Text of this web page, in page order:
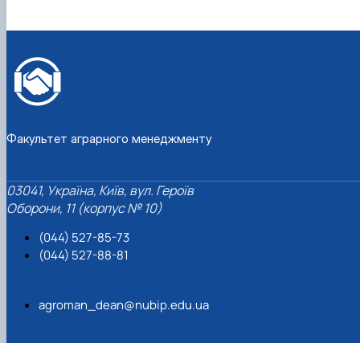
Факультет аграрного менеджменту
03041, Україна, Київ, вул. Героїв
Оборони, 11 (корпус № 10)
(044) 527-85-73
(044) 527-88-81
agroman_dean@nubip.edu.ua